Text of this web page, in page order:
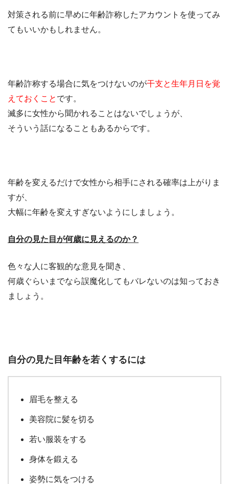
対策される前に早めに年齢詐称したアカウントを使ってみ
てもいいかもしれません。
年齢詐称する場合に気をつけないのが干支と生年月日を覚
えておくこと です。
滅多に女性から聞かれることはないでしょうが、
そういう話になることもあるからです。
年齢を変えるだけで女性から相手にされる確率は上がりま
すが、
大幅に年齢を変えすぎないようにしましょう。
自分の見た目が何歳に見えるのか？
色々な人に客観的な意見を聞き、
何歳ぐらいまでなら誤魔化してもバレないのは知っておき
ましょう。
自分の見た目年齢を若くするには
眉毛を整える
美容院に髪を切る
若い服装をする
身体を鍛える
姿勢に気をつける